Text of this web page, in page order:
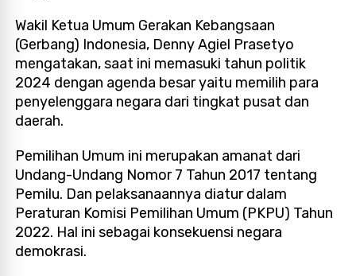
Wakil Ketua Umum Gerakan Kebangsaan
(Gerbang) Indonesia, Denny Agiel Prasetyo
mengatakan, saat ini memasuki tahun politik
2024 dengan agenda besar yaitu memilih para
penyelenggara negara dari tingkat pusat dan
daerah.
Pemilihan Umum ini merupakan amanat dari
Undang-Undang Nomor 7 Tahun 2017 tentang
Pemilu. Dan pelaksanaannya diatur dalam
Peraturan Komisi Pemilihan Umum (PKPU) Tahun
2022. Hal ini sebagai konsekuensi negara
demokrasi.